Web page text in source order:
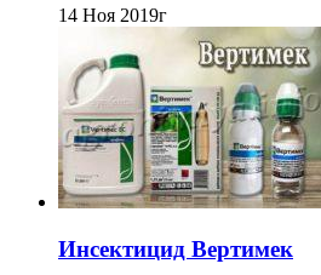
14 Ноя 2019г
Инсектицид Вертимек